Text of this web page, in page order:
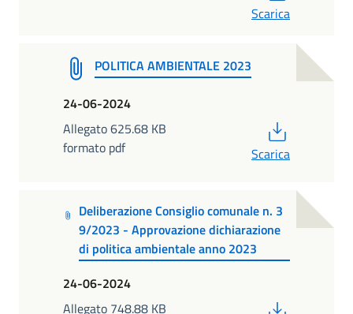
Scarica
POLITICA AMBIENTALE 2023
24-06-2024
Allegato 625.68 KB
formato pdf
Scarica
Deliberazione Consiglio comunale n. 3
9/2023 - Approvazione dichiarazione
di politica ambientale anno 2023
24-06-2024
Allegato 748.88 KB